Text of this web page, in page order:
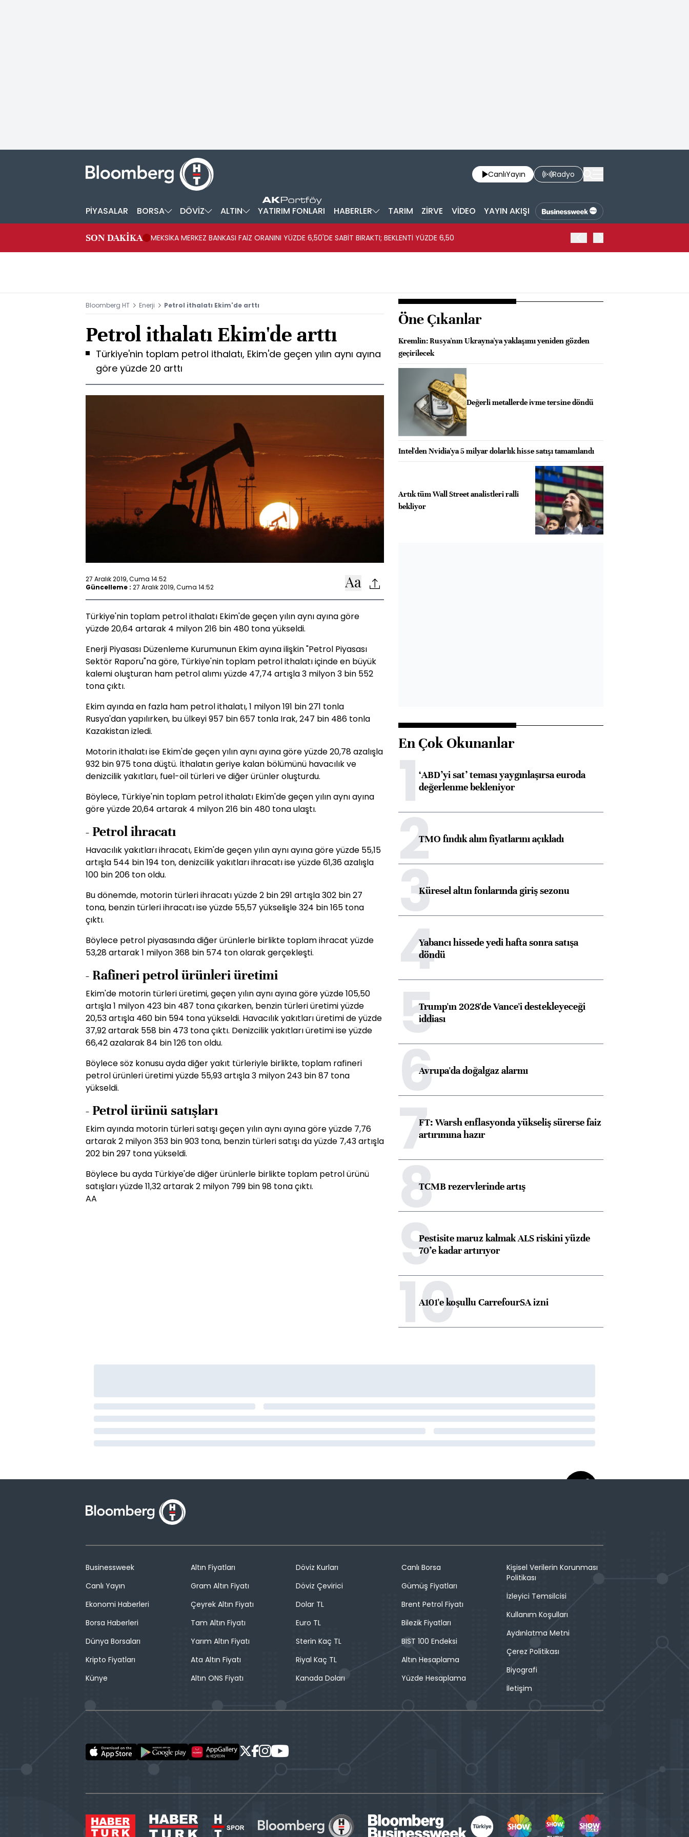
CanlıYayın Radyo
PİYASALAR BORSA DÖVİZ ALTIN YATIRIM FONLARI HABERLER TARIM ZİRVE VİDEO YAYIN AKIŞI
SON DAKİKA MEKSİKA MERKEZ BANKASI FAİZ ORANINI YÜZDE 6,50'DE SABİT BIRAKTI; BEKLENTİ YÜZDE 6,50
Bloomberg HT Enerji Petrol ithalatı Ekim'de arttı
Petrol ithalatı Ekim'de arttı
Türkiye'nin toplam petrol ithalatı, Ekim'de geçen yılın aynı ayına
göre yüzde 20 arttı
27 Aralık 2019, Cuma 14:52
Güncelleme : 27 Aralık 2019, Cuma 14:52
Türkiye'nin toplam petrol ithalatı Ekim'de geçen yılın aynı ayına göre
yüzde 20,64 artarak 4 milyon 216 bin 480 tona yükseldi.
Enerji Piyasası Düzenleme Kurumunun Ekim ayına ilişkin "Petrol Piyasası
Sektör Raporu"na göre, Türkiye'nin toplam petrol ithalatı içinde en büyük
kalemi oluşturan ham petrol alımı yüzde 47,74 artışla 3 milyon 3 bin 552
tona çıktı.
Ekim ayında en fazla ham petrol ithalatı, 1 milyon 191 bin 271 tonla
Rusya'dan yapılırken, bu ülkeyi 957 bin 657 tonla Irak, 247 bin 486 tonla
Kazakistan izledi.
Motorin ithalatı ise Ekim'de geçen yılın aynı ayına göre yüzde 20,78 azalışla
932 bin 975 tona düştü. İthalatın geriye kalan bölümünü havacılık ve
denizcilik yakıtları, fuel-oil türleri ve diğer ürünler oluşturdu.
Böylece, Türkiye'nin toplam petrol ithalatı Ekim'de geçen yılın aynı ayına
göre yüzde 20,64 artarak 4 milyon 216 bin 480 tona ulaştı.
- Petrol ihracatı
Havacılık yakıtları ihracatı, Ekim'de geçen yılın aynı ayına göre yüzde 55,15
artışla 544 bin 194 ton, denizcilik yakıtları ihracatı ise yüzde 61,36 azalışla
100 bin 206 ton oldu.
Bu dönemde, motorin türleri ihracatı yüzde 2 bin 291 artışla 302 bin 27
tona, benzin türleri ihracatı ise yüzde 55,57 yükselişle 324 bin 165 tona
çıktı.
Böylece petrol piyasasında diğer ürünlerle birlikte toplam ihracat yüzde
53,28 artarak 1 milyon 368 bin 574 ton olarak gerçekleşti.
- Rafineri petrol ürünleri üretimi
Ekim'de motorin türleri üretimi, geçen yılın aynı ayına göre yüzde 105,50
artışla 1 milyon 423 bin 487 tona çıkarken, benzin türleri üretimi yüzde
20,53 artışla 460 bin 594 tona yükseldi. Havacılık yakıtları üretimi de yüzde
37,92 artarak 558 bin 473 tona çıktı. Denizcilik yakıtları üretimi ise yüzde
66,42 azalarak 84 bin 126 ton oldu.
Böylece söz konusu ayda diğer yakıt türleriyle birlikte, toplam rafineri
petrol ürünleri üretimi yüzde 55,93 artışla 3 milyon 243 bin 87 tona
yükseldi.
- Petrol ürünü satışları
Ekim ayında motorin türleri satışı geçen yılın aynı ayına göre yüzde 7,76
artarak 2 milyon 353 bin 903 tona, benzin türleri satışı da yüzde 7,43 artışla
202 bin 297 tona yükseldi.
Böylece bu ayda Türkiye'de diğer ürünlerle birlikte toplam petrol ürünü
satışları yüzde 11,32 artarak 2 milyon 799 bin 98 tona çıktı.
AA
Öne Çıkanlar
Kremlin: Rusya'nın Ukrayna'ya yaklaşımı yeniden gözden
geçirilecek
Değerli metallerde ivme tersine döndü
Intel'den Nvidia'ya 5 milyar dolarlık hisse satışı tamamlandı
Artık tüm Wall Street analistleri ralli
bekliyor
En Çok Okunanlar
1‘ABD’yi sat’ teması yaygınlaşırsa euroda
değerlenme bekleniyor
2TMO fındık alım fiyatlarını açıkladı
3Küresel altın fonlarında giriş sezonu
4Yabancı hissede yedi hafta sonra satışa
döndü
5Trump'ın 2028'de Vance'i destekleyeceği
iddiası
6Avrupa'da doğalgaz alarmı
7FT: Warsh enflasyonda yükseliş sürerse faiz
artırımına hazır
8TCMB rezervlerinde artış
9Pestisite maruz kalmak ALS riskini yüzde
70’e kadar artırıyor
10
A101'e koşullu CarrefourSA izni
Businessweek
Canlı Yayın
Ekonomi Haberleri
Borsa Haberleri
Dünya Borsaları
Kripto Fiyatları
Künye
Altın Fiyatları
Gram Altın Fiyatı
Çeyrek Altın Fiyatı
Tam Altın Fiyatı
Yarım Altın Fiyatı
Ata Altın Fiyatı
Altın ONS Fiyatı
Döviz Kurları
Döviz Çevirici
Dolar TL
Euro TL
Sterin Kaç TL
Riyal Kaç TL
Kanada Doları
Canlı Borsa
Gümüş Fiyatları
Brent Petrol Fiyatı
Bilezik Fiyatları
BIST 100 Endeksi
Altın Hesaplama
Yüzde Hesaplama
Kişisel Verilerin Korunması
Politikası
İzleyici Temsilcisi
Kullanım Koşulları
Aydınlatma Metni
Çerez Politikası
Biyografi
İletişim